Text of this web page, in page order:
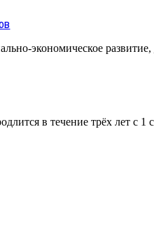
экономическое
в течение трёх лет с 1